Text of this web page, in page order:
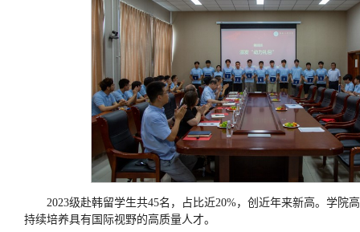
2023级赴韩留学生共45名，占比近20%，创近年来新高。学
持续培养具有国际视野的高质量人才。